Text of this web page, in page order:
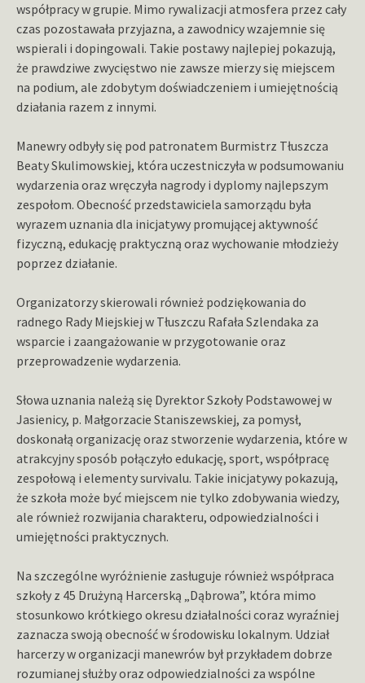
współpracy w grupie. Mimo rywalizacji atmosfera przez cały
czas pozostawała przyjazna, a zawodnicy wzajemnie się
wspierali i dopingowali. Takie postawy najlepiej pokazują,
że prawdziwe zwycięstwo nie zawsze mierzy się miejscem
na podium, ale zdobytym doświadczeniem i umiejętnością
działania razem z innymi.
Manewry odbyły się pod patronatem Burmistrz Tłuszcza
Beaty Skulimowskiej, która uczestniczyła w podsumowaniu
wydarzenia oraz wręczyła nagrody i dyplomy najlepszym
zespołom. Obecność przedstawiciela samorządu była
wyrazem uznania dla inicjatywy promującej aktywność
fizyczną, edukację praktyczną oraz wychowanie młodzieży
poprzez działanie.
Organizatorzy skierowali również podziękowania do
radnego Rady Miejskiej w Tłuszczu Rafała Szlendaka za
wsparcie i zaangażowanie w przygotowanie oraz
przeprowadzenie wydarzenia.
Słowa uznania należą się Dyrektor Szkoły Podstawowej w
Jasienicy, p. Małgorzacie Staniszewskiej, za pomysł,
doskonałą organizację oraz stworzenie wydarzenia, które w
atrakcyjny sposób połączyło edukację, sport, współpracę
zespołową i elementy survivalu. Takie inicjatywy pokazują,
że szkoła może być miejscem nie tylko zdobywania wiedzy,
ale również rozwijania charakteru, odpowiedzialności i
umiejętności praktycznych.
Na szczególne wyróżnienie zasługuje również współpraca
szkoły z 45 Drużyną Harcerską „Dąbrowa”, która mimo
stosunkowo krótkiego okresu działalności coraz wyraźniej
zaznacza swoją obecność w środowisku lokalnym. Udział
harcerzy w organizacji manewrów był przykładem dobrze
rozumianej służby oraz odpowiedzialności za wspólne